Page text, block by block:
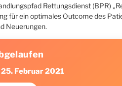
Rettungsdienst (BPR)
für ein optimales Outcome des
Neuerungen.
25. Februar 2021